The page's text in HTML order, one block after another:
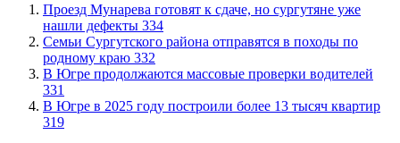
​Проезд Мунарева готовят к сдаче, но сургутяне уже
нашли дефекты 334
​Семьи Сургутского района отправятся в походы по
родному краю 332
​В Югре продолжаются массовые проверки водителей
331
​В Югре в 2025 году построили более 13 тысяч квартир
319